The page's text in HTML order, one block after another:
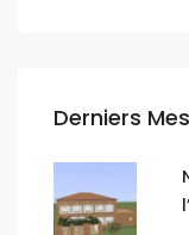
Derniers